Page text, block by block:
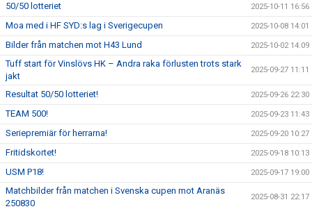
50/50 lotteriet 2025-10-11 16:56
Moa med i HF SYD:s lag i Sverigecupen 2025-10-08 14:01
Bilder från matchen mot H43 Lund 2025-10-02 14:09
Tuff start för Vinslövs HK – Andra raka förlusten trots stark
jakt
2025-09-27 11:11
Resultat 50/50 lotteriet! 2025-09-26 22:30
TEAM 500! 2025-09-23 11:43
Seriepremiär för herrarna! 2025-09-20 10:27
Fritidskortet! 2025-09-18 10:13
USM P18! 2025-09-17 19:00
Matchbilder från matchen i Svenska cupen mot Aranäs
250830
2025-08-31 22:17